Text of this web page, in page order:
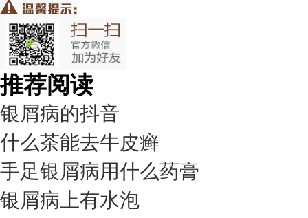
推荐阅读
银屑病的抖音
什么茶能去牛皮癣
手足银屑病用什么药膏
银屑病上有水泡